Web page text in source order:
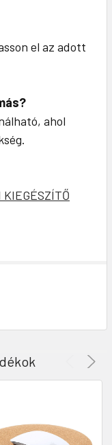
el az adott
ahol
KIEGÉSZÍTŐ